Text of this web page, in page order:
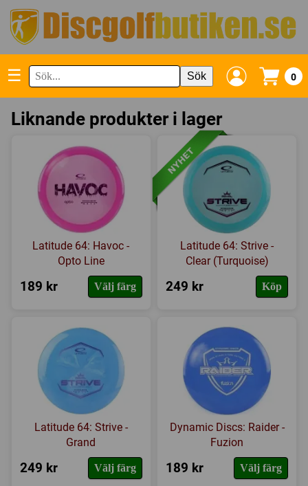
☰ Sök 0
Liknande produkter i lager
Latitude 64: Havoc -
Opto Line
189 kr Välj färg
Latitude 64: Strive -
Clear (Turquoise)
249 kr Köp
Latitude 64: Strive -
Grand
249 kr Välj färg
Dynamic Discs: Raider -
Fuzion
189 kr Välj färg